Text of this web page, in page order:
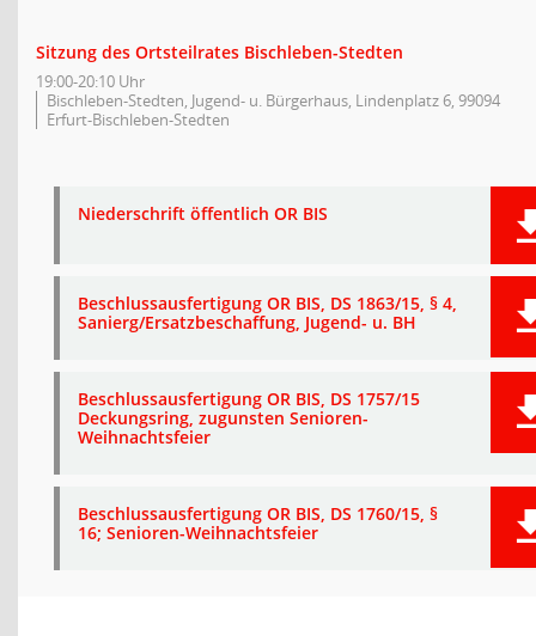
Sitzung des Ortsteilrates Bischleben-Stedten
19:00-20:10 Uhr
Bischleben-Stedten, Jugend- u. Bürgerhaus, Lindenplatz 6, 99094
Erfurt-Bischleben-Stedten
Niederschrift öffentlich OR BIS
Beschlussausfertigung OR BIS, DS 1863/15, § 4,
Sanierg/Ersatzbeschaffung, Jugend- u. BH
Beschlussausfertigung OR BIS, DS 1757/15
Deckungsring, zugunsten Senioren-
Weihnachtsfeier
Beschlussausfertigung OR BIS, DS 1760/15, §
16; Senioren-Weihnachtsfeier